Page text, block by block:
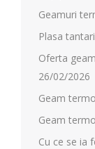
Geamuri
Plasa
Oferta
26/02/2026
Geam
Geam
Cu ce se ia